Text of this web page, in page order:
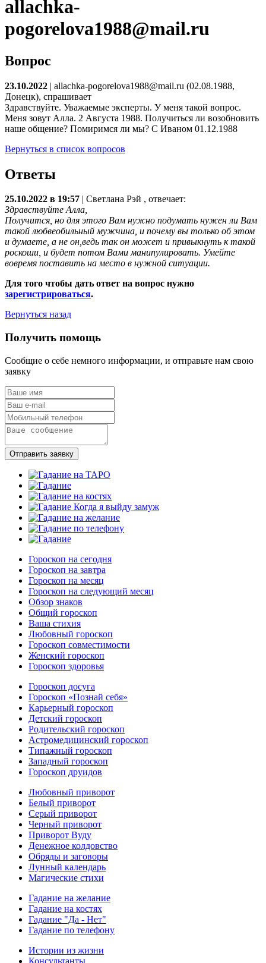
allachka-
pogorelova1988@mail.ru
Вопрос
23.10.2022 | allachka-pogorelova1988@mail.ru (02.08.1988,
Донецк), спрашивает
Здравствуйте. Уважаемые эксперты. У меня такой вопрос.
Меня зовут Алла. 2 Августа 1988. Получиться ли возобновить
наше общение? Помиримся ли мы? С Иваном 01.12.1988
Вернуться в список вопросов
Ответы
25.10.2022 в 19:57 Светлана Рэй , отвечает:
Здравствуйте Алла,
Получится, но для этого Вам нужно подумать нужен ли Вам
такой любвеобильный мужчина, и почему вы только об этом
и думаете, а не он,ведь так он может и привыкнуть к такой
роскоши, и будет потом Вами манипулировать. Умейте
вовремя поставить на место в нужной ситуации.
Для того чтобы дать ответ на вопрос нужно
зарегистрироваться.
Вернуться назад
Получить помощь
Сообщие о себе немного информации, и отправьте нам свою
заявку
Отправить заявку
Гороскоп на сегодня
Гороскоп на завтра
Гороскоп на месяц
Гороскоп на следующий месяц
Обзор знаков
Общий гороскоп
Ваша стихия
Любовный гороскоп
Гороскоп совместимости
Женский гороскоп
Гороскоп здоровья
Гороскоп досуга
Гороскоп «Познай себя»
Карьерный гороскоп
Детский гороскоп
Родительский гороскоп
Астромедицинский гороскоп
Типажный гороскоп
Западный гороскоп
Гороскоп друидов
Любовный приворот
Белый приворот
Серый приворот
Черный приворот
Приворот Вуду
Денежное колдовство
Обряды и заговоры
Лунный календарь
Магические стихи
Гадание на желание
Гадание на костях
Гадание "Да - Нет"
Гадание по телефону
Истории из жизни
Консультанты